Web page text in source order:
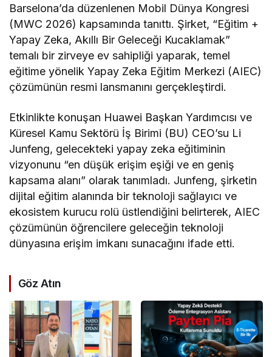
Barselona’da düzenlenen Mobil Dünya Kongresi
(MWC 2026) kapsamında tanıttı. Şirket, “Eğitim +
Yapay Zeka, Akıllı Bir Geleceği Kucaklamak”
temalı bir zirveye ev sahipliği yaparak, temel
eğitime yönelik Yapay Zeka Eğitim Merkezi (AIEC)
çözümünün resmi lansmanını gerçekleştirdi.
Etkinlikte konuşan Huawei Başkan Yardımcısı ve
Küresel Kamu Sektörü İş Birimi (BU) CEO’su Li
Junfeng, gelecekteki yapay zeka eğitiminin
vizyonunu “en düşük erişim eşiği ve en geniş
kapsama alanı” olarak tanımladı. Junfeng, şirketin
dijital eğitim alanında bir teknoloji sağlayıcı ve
ekosistem kurucu rolü üstlendiğini belirterek, AIEC
çözümünün öğrencilere geleceğin teknoloji
dünyasına erişim imkanı sunacağını ifade etti.
Göz Atın